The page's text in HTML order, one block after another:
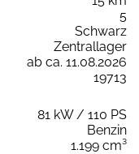
5
Schwarz
Zentrallager
ab ca. 11.08.2026
19713
81 kW / 110 PS
Benzin
1.199 cm³